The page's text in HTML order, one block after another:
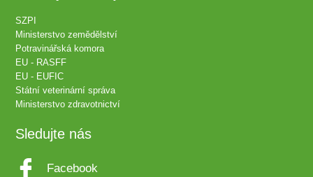
SZPI
Ministerstvo zemědělství
Potravinářská komora
EU - RASFF
EU - EUFIC
Státní veterinární správa
Ministerstvo zdravotnictví
Sledujte nás
Facebook